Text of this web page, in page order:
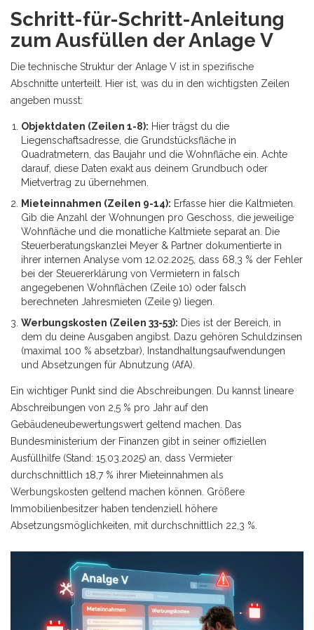
Schritt-für-Schritt-Anleitung
zum Ausfüllen der Anlage V
Die technische Struktur der Anlage V ist in spezifische
Abschnitte unterteilt. Hier ist, was du in den wichtigsten Zeilen
angeben musst:
Objektdaten (Zeilen 1-8): Hier trägst du die
Liegenschaftsadresse, die Grundstücksfläche in
Quadratmetern, das Baujahr und die Wohnfläche ein. Achte
darauf, diese Daten exakt aus deinem Grundbuch oder
Mietvertrag zu übernehmen.
Mieteinnahmen (Zeilen 9-14): Erfasse hier die Kaltmieten.
Gib die Anzahl der Wohnungen pro Geschoss, die jeweilige
Wohnfläche und die monatliche Kaltmiete separat an. Die
Steuerberatungskanzlei Meyer & Partner dokumentierte in
ihrer internen Analyse vom 12.02.2025, dass 68,3 % der Fehler
bei der Steuererklärung von Vermietern in falsch
angegebenen Wohnflächen (Zeile 10) oder falsch
berechneten Jahresmieten (Zeile 9) liegen.
Werbungskosten (Zeilen 33-53): Dies ist der Bereich, in
dem du deine Ausgaben angibst. Dazu gehören Schuldzinsen
(maximal 100 % absetzbar), Instandhaltungsaufwendungen
und Absetzungen für Abnutzung (AfA).
Ein wichtiger Punkt sind die Abschreibungen. Du kannst lineare
Abschreibungen von 2,5 % pro Jahr auf den
Gebäudeneubewertungswert geltend machen. Das
Bundesministerium der Finanzen gibt in seiner offiziellen
Ausfüllhilfe (Stand: 15.03.2025) an, dass Vermieter
durchschnittlich 18,7 % ihrer Mieteinnahmen als
Werbungskosten geltend machen können. Größere
Immobilienbesitzer haben tendenziell höhere
Absetzungsmöglichkeiten, mit durchschnittlich 22,3 %.